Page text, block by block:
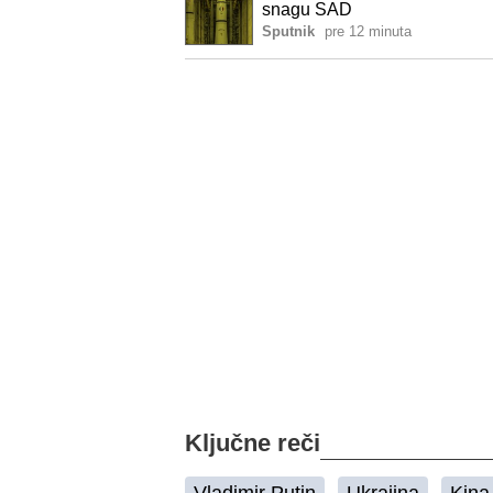
snagu SAD
Sputnik pre 12 minuta
Ključne reči